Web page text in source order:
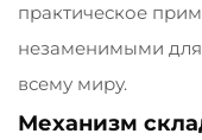
практическое
незаменимыми для
всему миру.
Механизм